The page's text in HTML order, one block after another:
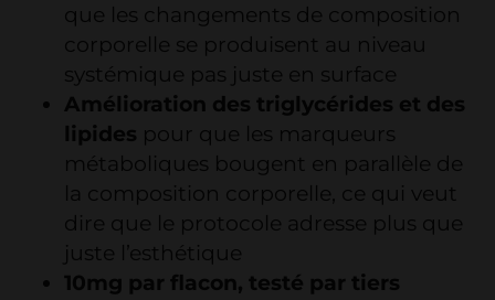
que les changements de composition
corporelle se produisent au niveau
systémique pas juste en surface
Amélioration des triglycérides et des
lipides pour que les marqueurs
métaboliques bougent en parallèle de
la composition corporelle, ce qui veut
dire que le protocole adresse plus que
juste l’esthétique
10mg par flacon, testé par tiers